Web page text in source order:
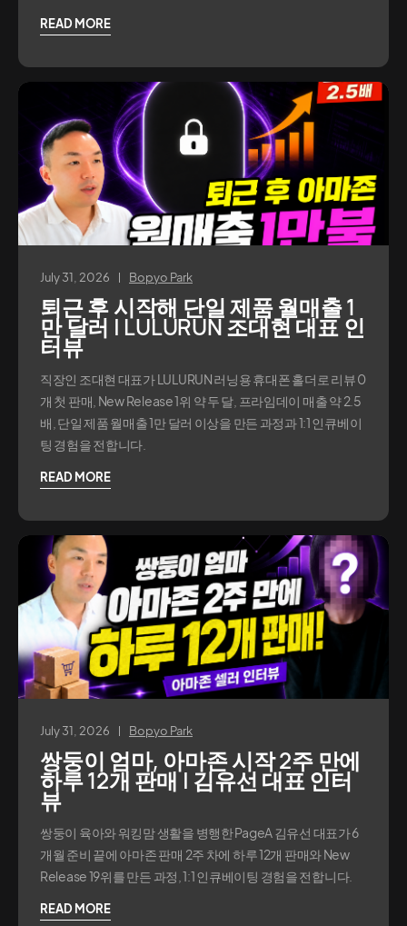
READ MORE
July 31, 2026 Bopyo Park
퇴근 후 시작해 단일 제품 월매출 1
만 달러 | LULURUN 조대현 대표 인
터뷰
직장인 조대현 대표가 LULURUN 러닝용 휴대폰 홀더로 리뷰 0
개 첫 판매, New Release 1위 약 두 달, 프라임데이 매출 약 2.5
배, 단일 제품 월매출 1만 달러 이상을 만든 과정과 1:1 인큐베이
팅 경험을 전합니다.
READ MORE
July 31, 2026 Bopyo Park
쌍둥이 엄마, 아마존 시작 2주 만에
하루 12개 판매 | 김유선 대표 인터
뷰
쌍둥이 육아와 워킹맘 생활을 병행한 PageA 김유선 대표가 6
개월 준비 끝에 아마존 판매 2주 차에 하루 12개 판매와 New
Release 19위를 만든 과정, 1:1 인큐베이팅 경험을 전합니다.
READ MORE